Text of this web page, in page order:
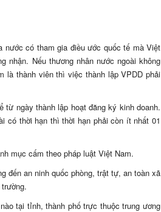
nước có tham gia điều ước quốc tế mà Việt
nhận. Nếu thương nhân nước ngoài không
là thành viên thì việc thành lập VPDD phải
ngày thành lập hoạt đăng ký kinh doanh.
có thời hạn thì thời hạn phải còn ít nhất 01
mục cấm theo pháp luật Việt Nam.
đến an ninh quốc phòng, trật tự, an toàn xã
tại tỉnh, thành phố trực thuộc trung ương